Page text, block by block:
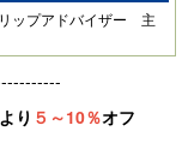
ップアドバイザー 主
り ５～10％オフ